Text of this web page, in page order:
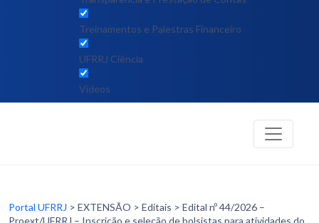
Treinamentos e Palestras Financeiro
UFRRJ Ciência
Vídeos
Portal UFRRJ > EXTENSÃO > Editais > Edital nº 44/2026 –
Proext/UFRRJ – Inscrição e seleção de bolsistas para atividades do